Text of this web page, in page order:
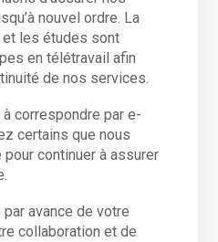
nouvel ordre. La
les études sont
en télétravail afin
de nos services.
correspondre par e-
certains que nous
continuer à assurer
avance de votre
collaboration et de